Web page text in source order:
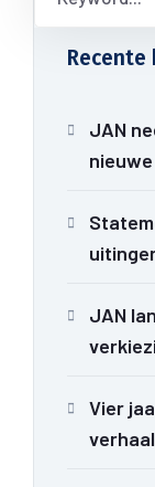
Recente
JAN
JAN
Vier